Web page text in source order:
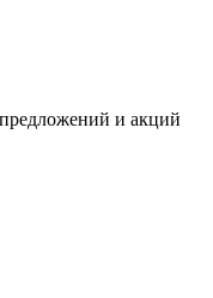
и акций